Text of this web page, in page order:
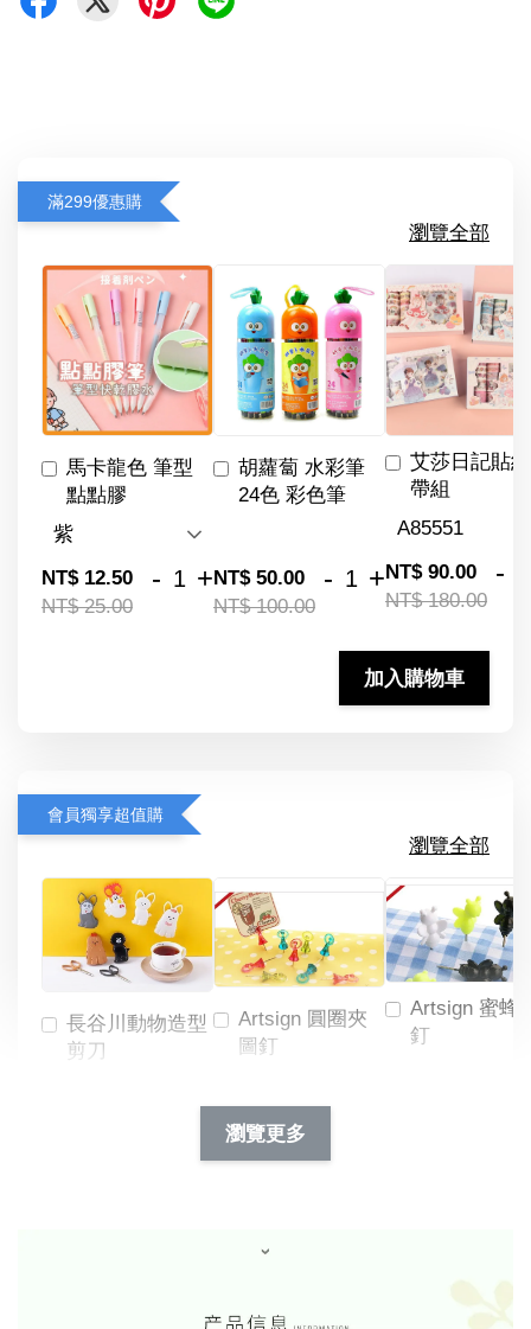
滿299優惠購
瀏覽全部
馬卡龍色 筆型
點點膠
NT$ 12.50
NT$ 25.00
- +
胡蘿蔔 水彩筆
24色 彩色筆
NT$ 50.00
NT$ 100.00
- +
艾莎日記貼
帶組
NT$ 90.00
NT$ 180.00
-
加入購物車
會員獨享超值購
瀏覽全部
長谷川動物造型
剪刀
Artsign 圓圈夾
圖釘
NT$ 19.00
NT$ 66.00
Artsign 蜜蜂
釘
瀏覽更多